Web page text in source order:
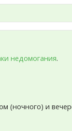
недомогания.
(ночного) и